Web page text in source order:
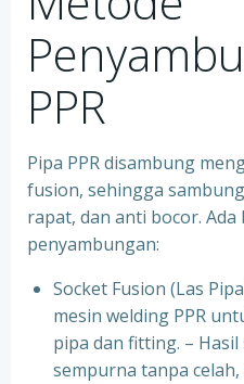
PPR
Pipa PPR disambung
fusion, sehingga
rapat, dan anti bocor.
penyambungan:
Socket Fusion (Las
mesin welding PPR
pipa dan fitting. –
sempurna tanpa